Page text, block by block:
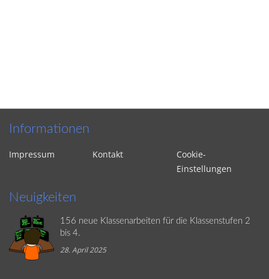
Informationen
Impressum Kontakt
Cookie-
Einstellungen
Neuigkeiten
156 neue Klassenarbeiten für die Klassenstufen 2
bis 4.
28. April 2025